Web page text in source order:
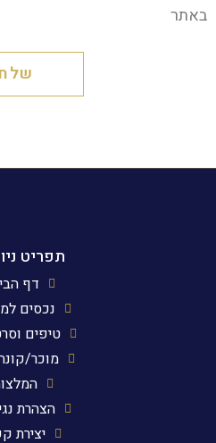
באתר
שלח
תפריט
דף
נכסים
טיפים
מוכר/
הצהרת
יצירת